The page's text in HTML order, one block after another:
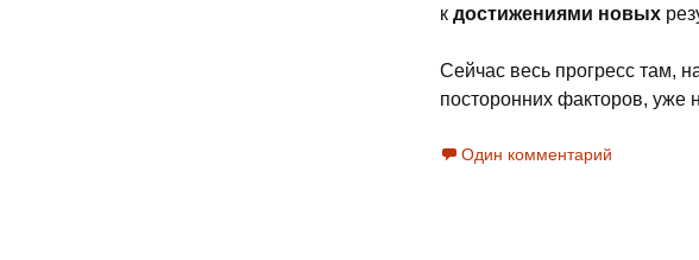
к достижениями новых
Сейчас весь прогресс там,
посторонних факторов, уже
Один комментарий